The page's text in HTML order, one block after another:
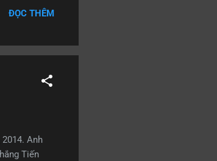
thoại di
báo trong
I...
ĐỌC THÊM
Anh
Tiến